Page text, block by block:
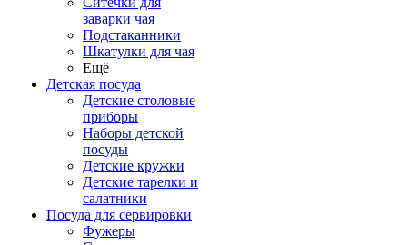
заварки чая
Подстаканники
Шкатулки для чая
Ещё
Детская посуда
Детские столовые
приборы
Наборы детской
посуды
Детские кружки
Детские тарелки и
салатники
Посуда для сервировки
Фужеры